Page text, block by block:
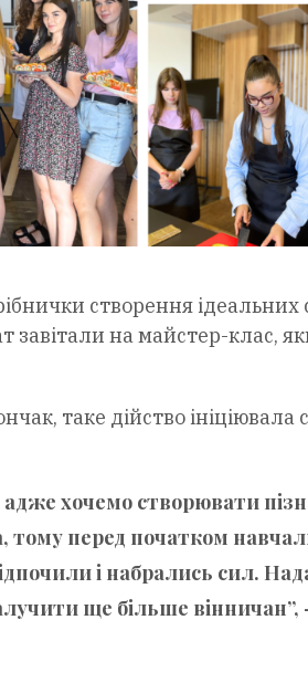
створення ідеальних
завітали на майстер-клас,
таке дійство ініціювала
хочемо створювати
тому перед початком
і набрались сил.
ще більше вінничан”,